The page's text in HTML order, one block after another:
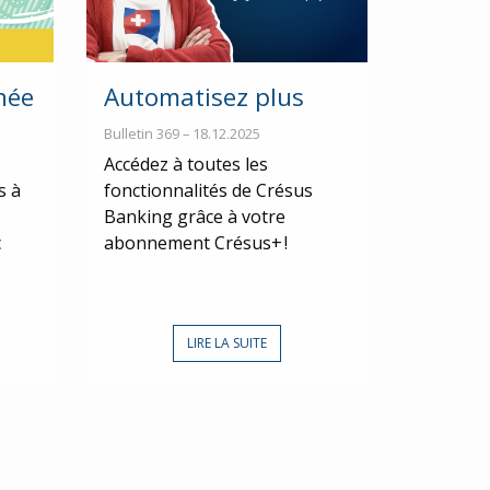
à
Automatisez plus
Bulletin 369 – 18.12.2025
Accédez à toutes les
fonctionnalités de Crésus
Banking grâce à votre
abonnement Crésus+ !
LIRE LA SUITE